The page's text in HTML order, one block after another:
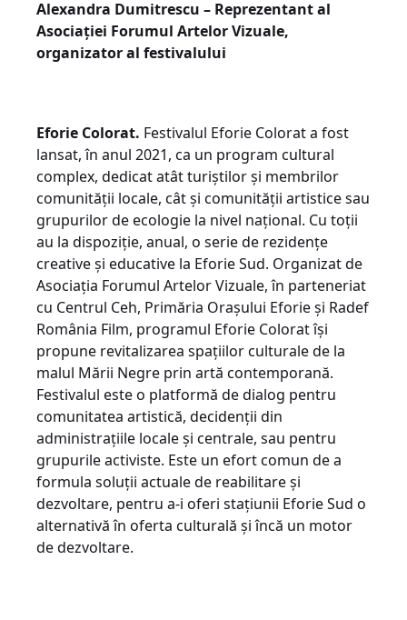
Alexandra Dumitrescu – Reprezentant al
Asociației Forumul Artelor Vizuale,
organizator al festivalului
Eforie Colorat. Festivalul Eforie Colorat a fost
lansat, în anul 2021, ca un program cultural
complex, dedicat atât turiștilor și membrilor
comunității locale, cât și comunității artistice sau
grupurilor de ecologie la nivel național. Cu toții
au la dispoziție, anual, o serie de rezidențe
creative și educative la Eforie Sud. Organizat de
Asociația Forumul Artelor Vizuale, în parteneriat
cu Centrul Ceh, Primăria Orașului Eforie și Radef
România Film, programul Eforie Colorat își
propune revitalizarea spațiilor culturale de la
malul Mării Negre prin artă contemporană.
Festivalul este o platformă de dialog pentru
comunitatea artistică, decidenții din
administrațiile locale și centrale, sau pentru
grupurile activiste. Este un efort comun de a
formula soluții actuale de reabilitare și
dezvoltare, pentru a-i oferi stațiunii Eforie Sud o
alternativă în oferta culturală și încă un motor
de dezvoltare.